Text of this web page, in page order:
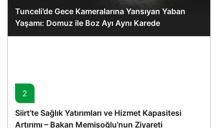
Tunceli’de Gece Kameralarına Yansıyan Yaban
Yaşamı: Domuz ile Boz Ayı Aynı Karede
2
Siirt’te Sağlık Yatırımları ve Hizmet Kapasitesi
Artırımı – Bakan Memişoğlu’nun Ziyareti